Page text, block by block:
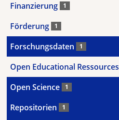
Finanzierung 1
Förderung 1
Forschungsdaten 1
Open Educational Ressources
Open Science 1
Repositorien 1